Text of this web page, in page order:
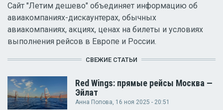
Сайт "Летим дешево" объединяет информацию об
авиакомпаниях-дискаунтерах, обычных
авиакомпаниях, акциях, ценах на билеты и условиях
выполнения рейсов в Европе и России.
СВЕЖИЕ СТАТЬИ
Red Wings: прямые рейсы Москва —
Эйлат
Анна Попова , 16 ноя 2025 - 20:51